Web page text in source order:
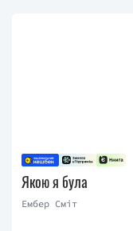
Якою я була
Ембер Сміт